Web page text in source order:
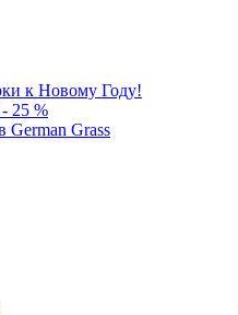
к Новому Году!
25 %
German Grass